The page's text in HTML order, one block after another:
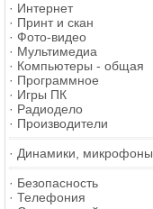
· Интернет
· Принт и скан
· Фото-видео
· Мультимедиа
· Компьютеры - общая
· Программное
· Игры ПК
· Радиодело
· Производители
· Динамики, микрофоны
· Безопасность
· Телефония